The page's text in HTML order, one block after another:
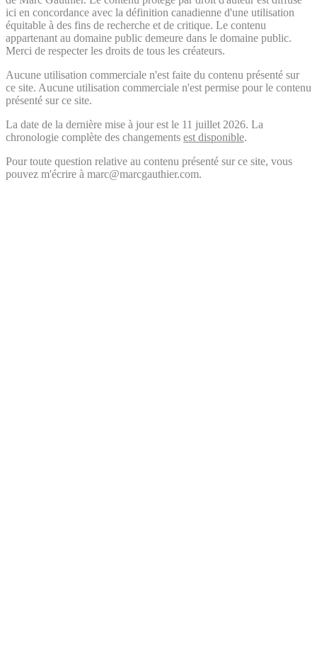
ici en concordance avec la définition canadienne d'une utilisation
équitable à des fins de recherche et de critique. Le contenu
appartenant au domaine public demeure dans le domaine public.
Merci de respecter les droits de tous les créateurs.
Aucune utilisation commerciale n'est faite du contenu présenté sur
ce site. Aucune utilisation commerciale n'est permise pour le contenu
présenté sur ce site.
La date de la dernière mise à jour est le 11 juillet 2026. La
chronologie complète des changements est disponible.
Pour toute question relative au contenu présenté sur ce site, vous
pouvez m'écrire à marc@marcgauthier.com.